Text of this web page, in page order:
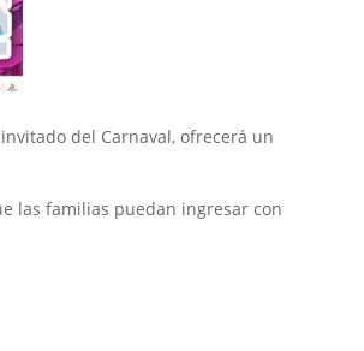
del Carnaval, ofrecerá un
las familias puedan ingresar con